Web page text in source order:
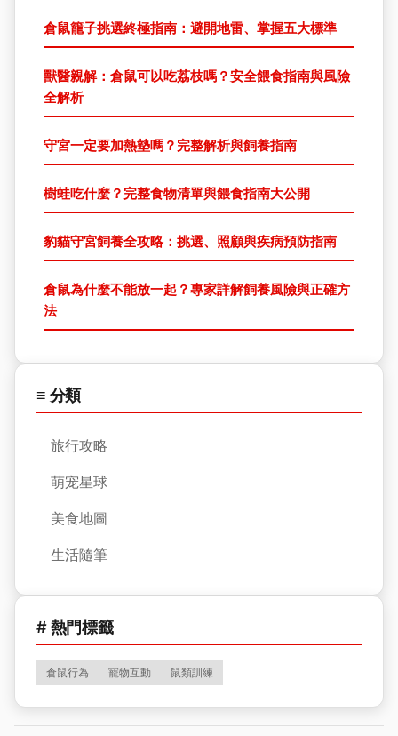
倉鼠籠子挑選終極指南：避開地雷、掌握五大標準
獸醫親解：倉鼠可以吃荔枝嗎？安全餵食指南與風險
全解析
守宮一定要加熱墊嗎？完整解析與飼養指南
樹蛙吃什麼？完整食物清單與餵食指南大公開
豹貓守宮飼養全攻略：挑選、照顧與疾病預防指南
倉鼠為什麼不能放一起？專家詳解飼養風險與正確方
法
≡ 分類
旅行攻略
萌宠星球
美食地圖
生活隨筆
# 熱門標籤
倉鼠行為 寵物互動 鼠類訓練